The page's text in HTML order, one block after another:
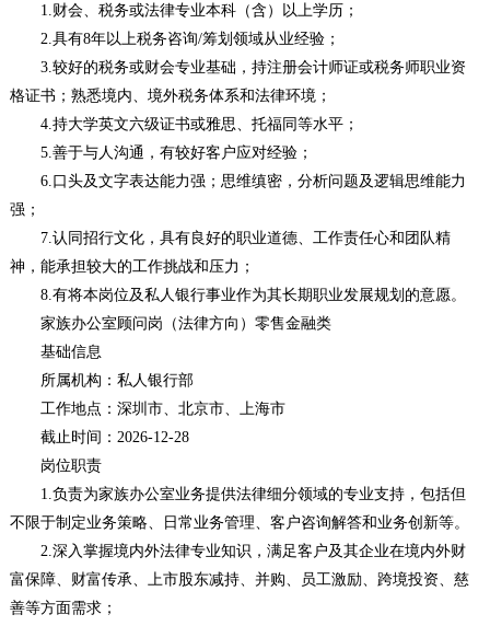
1.财会、税务或法律专业本科（含）以上学历；
2.具有8年以上税务咨询/筹划领域从业经验；
3.较好的税务或财会专业基础，持注册会计师证或税务师职业资
格证书；熟悉境内、境外税务体系和法律环境；
4.持大学英文六级证书或雅思、托福同等水平；
5.善于与人沟通，有较好客户应对经验；
6.口头及文字表达能力强；思维缜密，分析问题及逻辑思维能力
强；
7.认同招行文化，具有良好的职业道德、工作责任心和团队精
神，能承担较大的工作挑战和压力；
8.有将本岗位及私人银行事业作为其长期职业发展规划的意愿。
家族办公室顾问岗（法律方向）零售金融类
基础信息
所属机构：私人银行部
工作地点：深圳市、北京市、上海市
截止时间：2026-12-28
岗位职责
1.负责为家族办公室业务提供法律细分领域的专业支持，包括但
不限于制定业务策略、日常业务管理、客户咨询解答和业务创新等。
2.深入掌握境内外法律专业知识，满足客户及其企业在境内外财
富保障、财富传承、上市股东减持、并购、员工激励、跨境投资、慈
善等方面需求；